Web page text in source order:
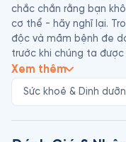
chắc chắn rằng bạn
cơ thể - hãy nghĩ lại.
độc và mầm bệnh đe
trước khi chúng ta
chúng ta khi chúng ta
Xem thêm
Sức khoẻ & Dinh